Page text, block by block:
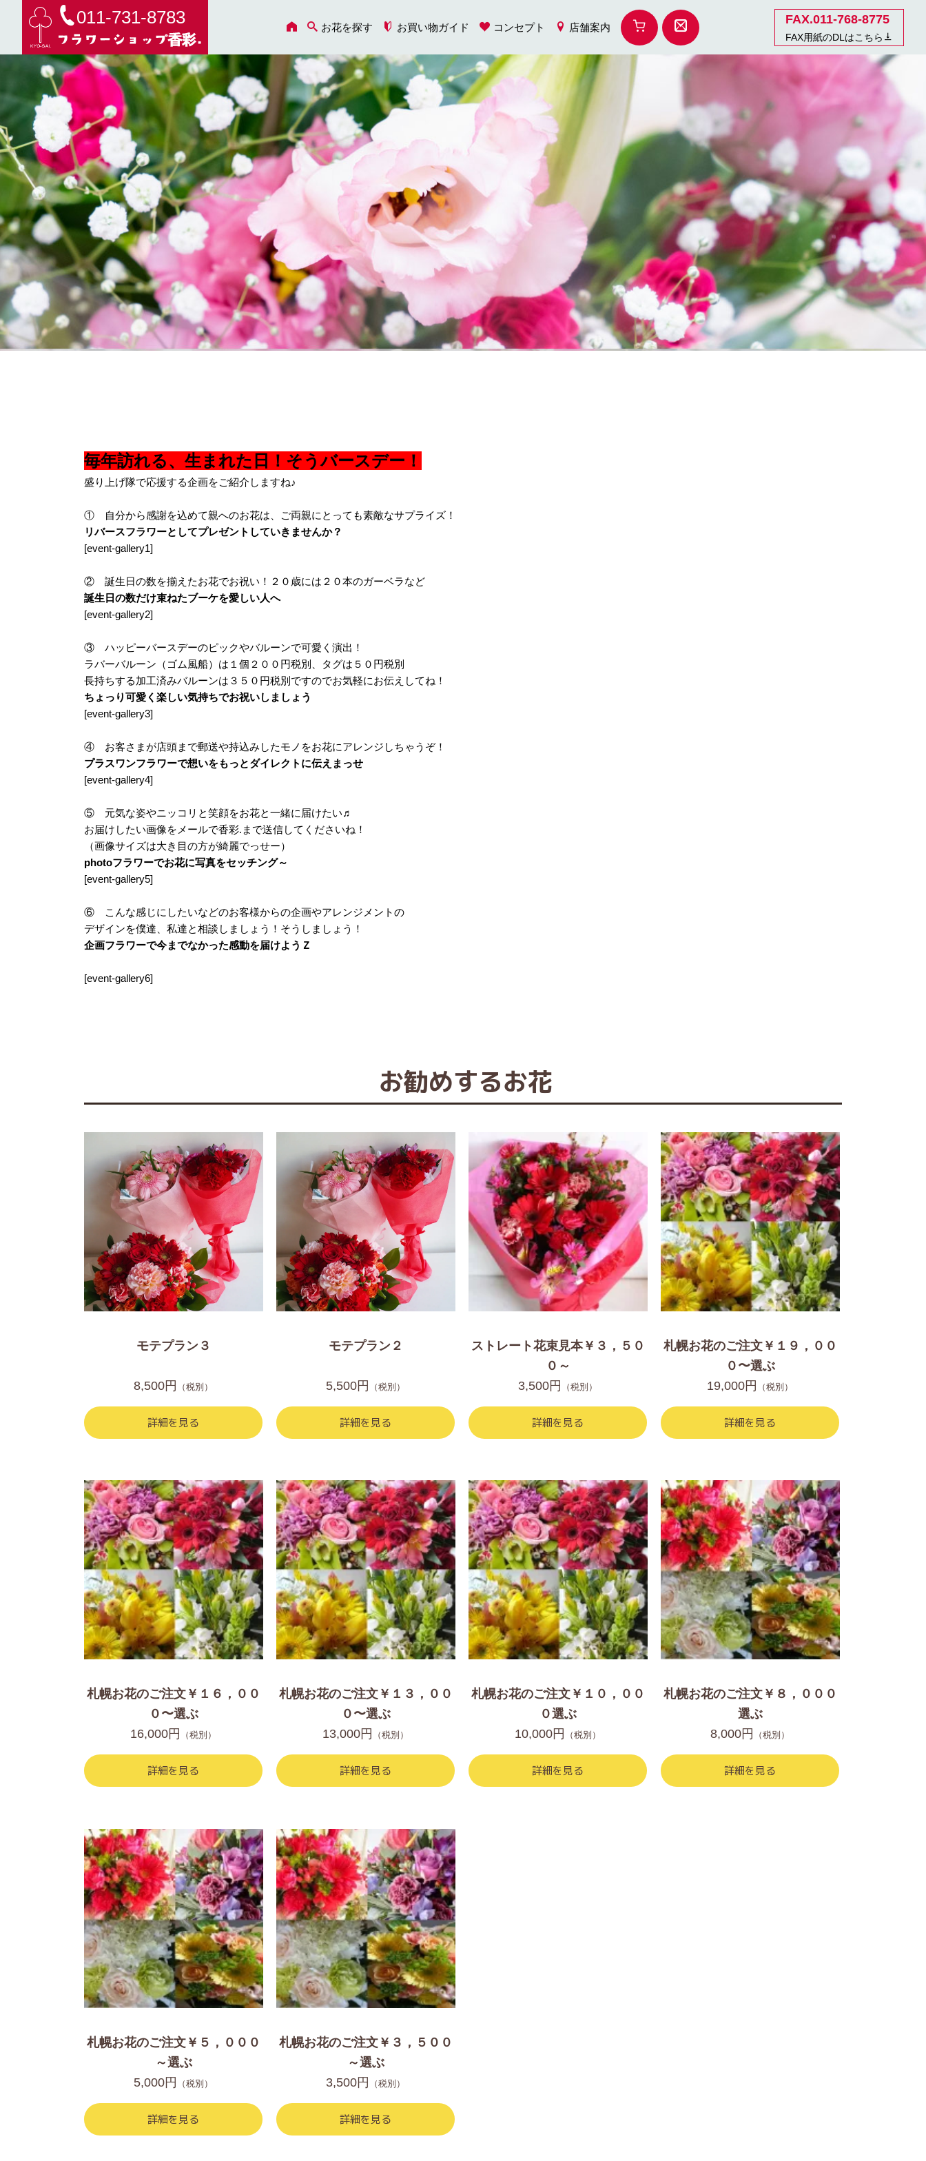
011-731-8783 お花を探す お買い物ガイド コンセプト 店舗案内
FAX.011-768-8775
FAX用紙のDLはこちら
毎年訪れる、生まれた日！そうバースデー！
盛り上げ隊で応援する企画をご紹介しますね♪
① 自分から感謝を込めて親へのお花は、ご両親にとっても素敵なサプライズ！
リバースフラワーとしてプレゼントしていきませんか？
[event-gallery1]
② 誕生日の数を揃えたお花でお祝い！２０歳には２０本のガーベラなど
誕生日の数だけ束ねたブーケを愛しい人へ
[event-gallery2]
③ ハッピーバースデーのピックやバルーンで可愛く演出！
ラバーバルーン（ゴム風船）は１個２００円税別、タグは５０円税別
長持ちする加工済みバルーンは３５０円税別ですのでお気軽にお伝えしてね！
ちょっり可愛く楽しい気持ちでお祝いしましょう
[event-gallery3]
④ お客さまが店頭まで郵送や持込みしたモノをお花にアレンジしちゃうぞ！
プラスワンフラワーで想いをもっとダイレクトに伝えまっせ
[event-gallery4]
⑤ 元気な姿やニッコリと笑顔をお花と一緒に届けたい♬
お届けしたい画像をメールで香彩.まで送信してくださいね！
（画像サイズは大き目の方が綺麗でっせー）
photoフラワーでお花に写真をセッチング～
[event-gallery5]
⑥ こんな感じにしたいなどのお客様からの企画やアレンジメントの
デザインを僕達、私達と相談しましょう！そうしましょう！
企画フラワーで今までなかった感動を届けようＺ
[event-gallery6]
お勧めするお花
モテプラン３
8,500円 （税別）
詳細を見る
モテプラン２
5,500円 （税別）
詳細を見る
ストレート花束見本￥３，５０
０～
3,500円
（税別）
詳細を見る
札幌お花のご注文￥１９，００
０〜選ぶ
19,000円
（税別）
詳細を見る
札幌お花のご注文￥１６，００
０〜選ぶ
16,000円
（税別）
詳細を見る
札幌お花のご注文￥１３，００
０〜選ぶ
13,000円
（税別）
詳細を見る
札幌お花のご注文￥１０，００
０選ぶ
10,000円
（税別）
詳細を見る
札幌お花のご注文￥８，０００
選ぶ
8,000円
（税別）
詳細を見る
札幌お花のご注文￥５，０００
～選ぶ
5,000円
（税別）
詳細を見る
札幌お花のご注文￥３，５００
～選ぶ
3,500円
（税別）
詳細を見る